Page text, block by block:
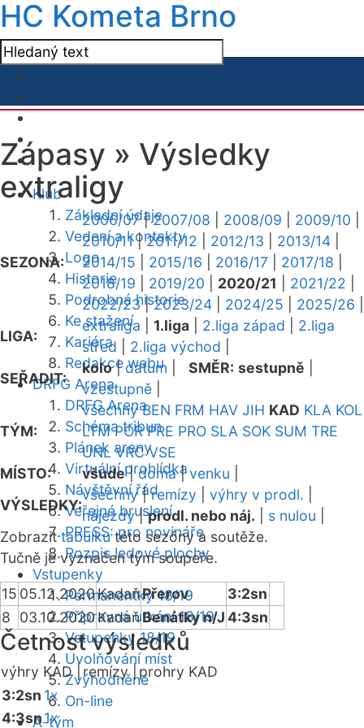
HC Kometa Brno
Klub
Základní údaje
Vedení a kontakty
Logo
Historie
Podrobná historie
Ke stažení
Kariéra
Redakce webu
DRFG Arena
DRFG Arena
Schéma tribun
Plánek areny
Virtuální prohlídka
Návštěvní řád
Veřejné bruslení
PRESS: pro novináře
Rozpis ledové plochy
Vstupenky
Permanentky 18/19
Přípravná utkání 18/19
Vstupenky 18/19
Uvolňování míst
Zvýhodněné
On-line
A-tým
Zápasy » Výsledky
extraligy
SEZONA:
2006/07|2007/08 2008/09 2009/10
2010/11|2011/12 2012/13 2013/14
2014/15
2015/16 2016/17 2017/18
2018/19
2019/20 2020/21 2021/22
2022/23|2023/24 2024/25 2025/26
LIGA:
extraliga 1.liga 2.liga západ
2.liga
střed
2.liga východ
SEŘADIT:
kolo|datum SMĚR: sestupně
vzestupně
TÝM:
všechny BEN FRM HAV JIH KAD KLA KOL
LTM POR PRE PRO SLA SOK SUM TRE
UNL VRC VSE
MÍSTO:
všude|doma|venku
VÝSLEDKY:
všechny|remízy výhry v prodl.
nájezdy|prodl. nebo náj. s nulou
Zobrazittabulkutéto sezóny a soutěže.
Tučně je vyznačen tým soupeře.
15 05.12.2020KadaňPřerov
3:2sn
8
03.10.2020KadaňBenátky n/J4:3sn
Četnost výsledků
výhry KAD | remízy | prohry KAD
3:2sn 1x
4:3sn1x